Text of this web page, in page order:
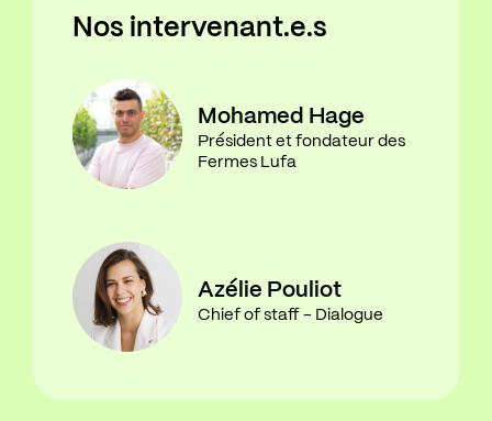
Nos intervenant.e.s
Mohamed Hage
Président et fondateur des
Fermes Lufa
Azélie Pouliot
Chief of staff - Dialogue